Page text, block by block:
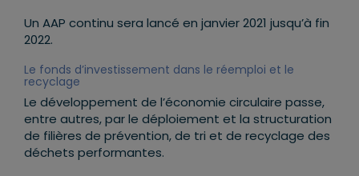
Un AAP continu sera lancé en janvier 2021 jusqu’à fin
2022.
Le fonds d’investissement dans le réemploi et le
recyclage
Le développement de l’économie circulaire passe,
entre autres, par le déploiement et la structuration
de filières de prévention, de tri et de recyclage des
déchets performantes.